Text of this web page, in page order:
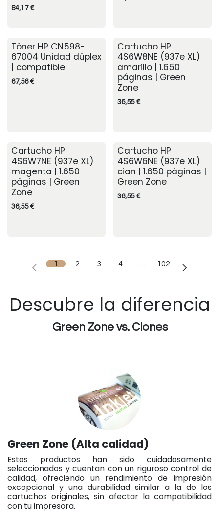
84,17€
Tóner HP CN598-
67004 Unidad dúplex
| compatible
67,56€
Cartucho HP
4S6W8NE (937e XL)
amarillo | 1.650
páginas | Green
Zone
36,55€
Cartucho HP
4S6W7NE (937e XL)
magenta | 1.650
páginas | Green
Zone
36,55€
Cartucho HP
4S6W6NE (937e XL)
cian | 1.650 páginas |
Green Zone
36,55€
1 2 3 4 102
Descubre la diferencia
Green Zone vs. Clones
Green Zone (Alta calidad)
Estos productos han sido cuidadosamente
seleccionados y cuentan con un riguroso control de
calidad, ofreciendo un rendimiento de impresión
excepcional y una durabilidad similar a la de los
cartuchos originales, sin afectar la compatibilidad
con tu impresora.